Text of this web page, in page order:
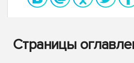
Страницы